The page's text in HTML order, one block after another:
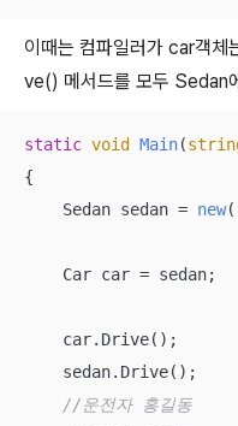
이때는 컴파일러가 car객
ve() 메서드를 모두 Sedan
static void Main(
{
    Sedan sedan =
new(
    Car car = sedan;
    car.Drive();
    sedan.Drive();
//운전자 홍길동